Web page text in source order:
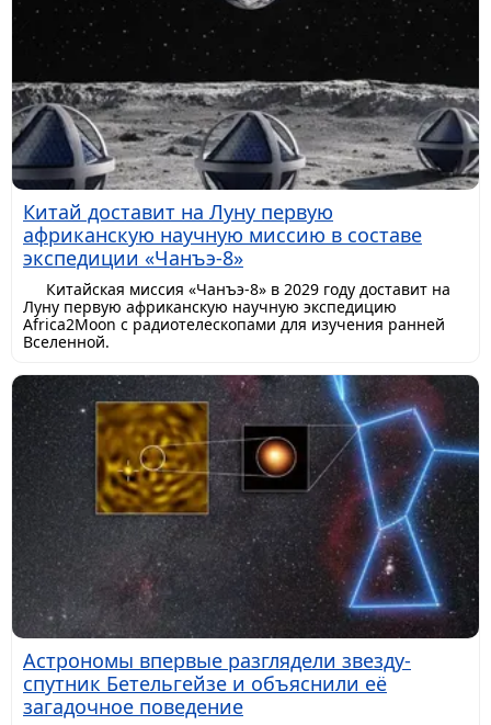
Китай доставит на Луну первую
африканскую научную миссию в составе
экспедиции «Чанъэ-8»
Китайская миссия «Чанъэ-8» в 2029 году доставит на
Луну первую африканскую научную экспедицию
Africa2Moon с радиотелескопами для изучения ранней
Вселенной.
Астрономы впервые разглядели звезду-
спутник Бетельгейзе и объяснили её
загадочное поведение